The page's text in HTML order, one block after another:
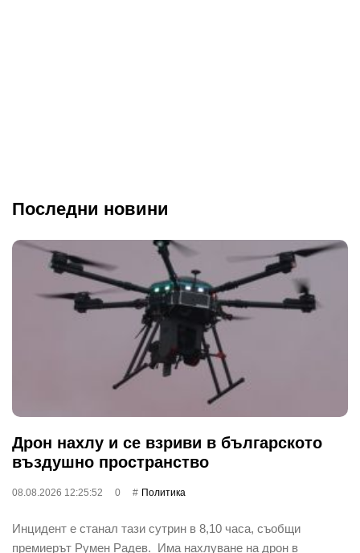
Последни новини
Дрон нахлу и се взриви в българското
въздушно пространство
08.08.2026 12:25:52 0 Политика
Инцидент е станал тази сутрин в 8,10 часа, съобщи
премиерът Румен Радев. Има нахлуване на дрон в